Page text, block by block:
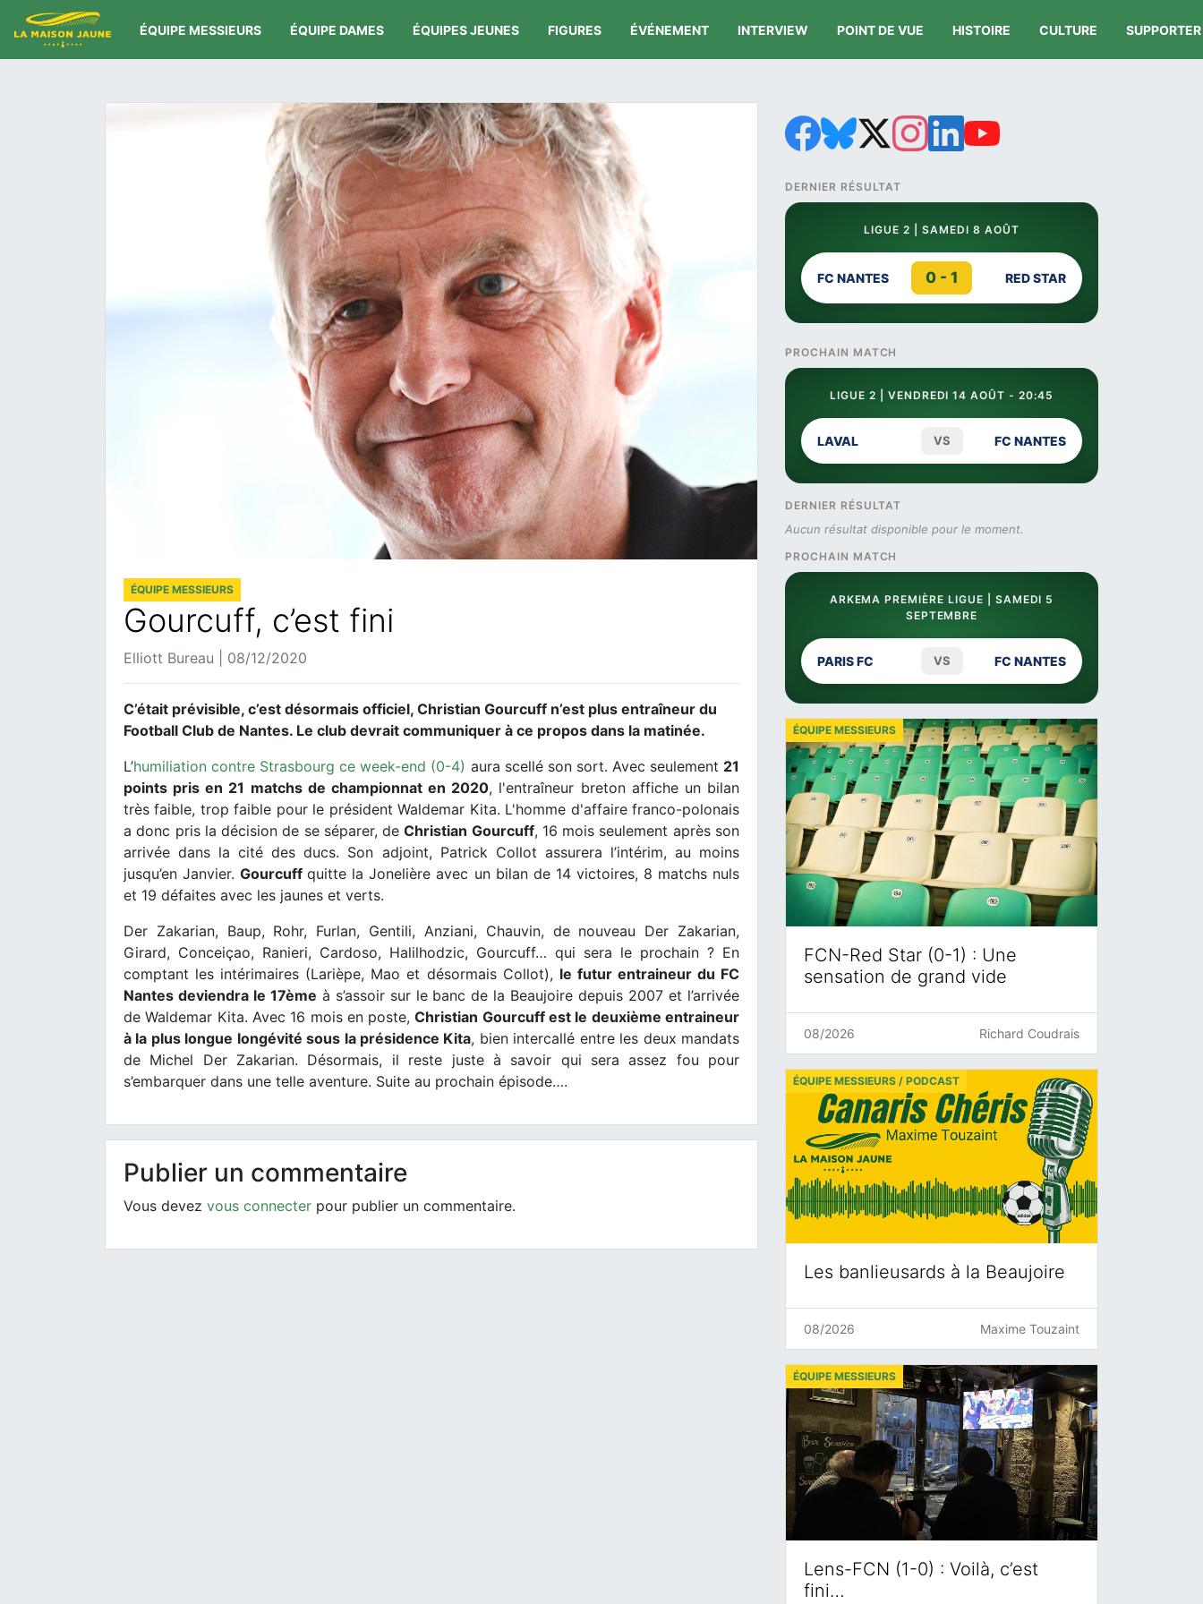
ÉQUIPE MESSIEURS ÉQUIPE DAMES ÉQUIPES JEUNES FIGURES ÉVÉNEMENT INTERVIEW POINT DE VUE HISTOIRE CULTURE SUPPORTER
ÉQUIPE MESSIEURS
Gourcuff, c’est fini
Elliott Bureau | 08/12/2020
C’était prévisible, c’est désormais officiel, Christian Gourcuff n’est plus entraîneur du
Football Club de Nantes. Le club devrait communiquer à ce propos dans la matinée.
L’humiliation contre Strasbourg ce week-end (0-4) aura scellé son sort. Avec seulement 21
points pris en 21 matchs de championnat en 2020, l'entraîneur breton affiche un bilan
très faible, trop faible pour le président Waldemar Kita. L'homme d'affaire franco-polonais
a donc pris la décision de se séparer, deChristian Gourcuff, 16 mois seulement après son
arrivée dans la cité des ducs. Son adjoint, Patrick Collot assurera l’intérim, au moins
jusqu’en Janvier.Gourcuffquitte la Jonelière avec un bilan de 14 victoires, 8 matchs nuls
et 19 défaites avec les jaunes et verts.
Der Zakarian, Baup, Rohr, Furlan, Gentili, Anziani, Chauvin, de nouveau Der Zakarian,
Girard, Conceiçao, Ranieri, Cardoso, Halilhodzic, Gourcuff… qui sera le prochain ? En
comptant les intérimaires (Larièpe, Mao et désormais Collot), le futur entraineur du FC
Nantes deviendra le 17ème à s’assoir sur le banc de la Beaujoire depuis 2007 et l’arrivée
de Waldemar Kita. Avec 16 mois en poste,Christian Gourcuff est le deuxième entraineur
à la plus longue longévité sous la présidence Kita, bien intercallé entre les deux mandats
de Michel Der Zakarian. Désormais, il reste juste à savoir qui sera assez fou pour
s’embarquer dans une telle aventure. Suite au prochain épisode….
Publier un commentaire
Vous devez vous connecter pour publier un commentaire.
DERNIER RÉSULTAT
LIGUE 2 | SAMEDI 8 AOÛT
FC NANTES 0 - 1 RED STAR
PROCHAIN MATCH
LIGUE 2 | VENDREDI 14 AOÛT - 20:45
LAVAL VS FC NANTES
DERNIER RÉSULTAT
Aucun résultat disponible pour le moment.
PROCHAIN MATCH
ARKEMA PREMIÈRE LIGUE | SAMEDI 5
SEPTEMBRE
PARIS FC VS FC NANTES
FCN-Red Star (0-1) : Une
sensation de grand vide
ÉQUIPE MESSIEURS
08/2026 Richard Coudrais
Les banlieusards à la Beaujoire
ÉQUIPE MESSIEURS / PODCAST
08/2026 Maxime Touzaint
Lens-FCN (1-0) : Voilà, c’est
fini…
ÉQUIPE MESSIEURS